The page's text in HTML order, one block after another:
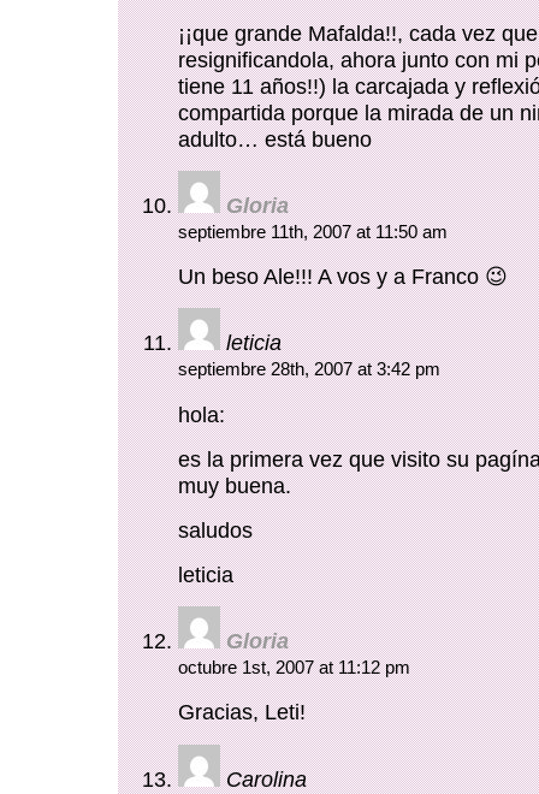
¡¡que grande Mafalda!!, cada vez
resignificandola, ahora junto con mi
tiene 11 años!!) la carcajada y
compartida porque la mirada de un
adulto… está bueno
Gloria
septiembre 11th, 2007 at 11:50 am
Un beso Ale!!! A vos y a Franco 😉
leticia
septiembre 28th, 2007 at 3:42 pm
hola:
es la primera vez que visito su
muy buena.
saludos
leticia
Gloria
octubre 1st, 2007 at 11:12 pm
Gracias, Leti!
Carolina